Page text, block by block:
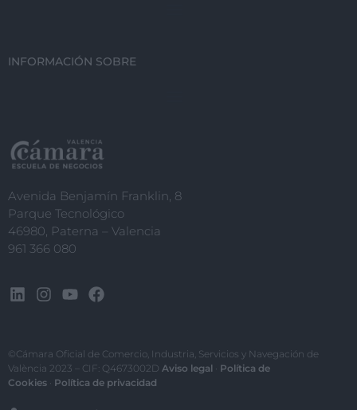
INFORMACIÓN SOBRE
Avenida Benjamín Franklin, 8
Parque Tecnológico
46980, Paterna – Valencia
961 366 080
©Cámara Oficial de Comercio, Industria, Servicios y Navegación de
València 2023 – CIF: Q4673002D Aviso legal · Política de
Cookies · Política de privacidad